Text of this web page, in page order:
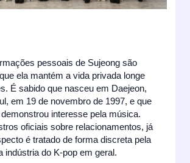
pessoais de Sujeong são
ela mantém a vida privada longe
É sabido que nasceu em Daejeon,
em 19 de novembro de 1997, e que
interesse pela música.
oficiais sobre relacionamentos, já
é tratado de forma discreta pela
indústria do K-pop em geral.